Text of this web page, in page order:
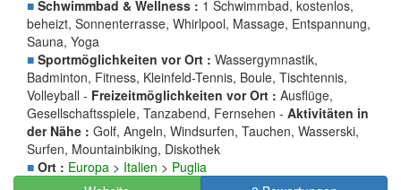
■ Schwimmbad & Wellness : 1 Schwimmbad, kostenlos,
beheizt, Sonnenterrasse, Whirlpool, Massage, Entspannung,
Sauna, Yoga
■ Sportmöglichkeiten vor Ort : Wassergymnastik,
Badminton, Fitness, Kleinfeld-Tennis, Boule, Tischtennis,
Volleyball - Freizeitmöglichkeiten vor Ort : Ausflüge,
Gesellschaftsspiele, Tanzabend, Fernsehen - Aktivitäten in
der Nähe : Golf, Angeln, Windsurfen, Tauchen, Wasserski,
Surfen, Mountainbiking, Diskothek
■ Ort : Europa > Italien > Puglia